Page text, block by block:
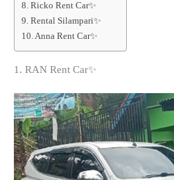
8. Ricko Rent Car✨
9. Rental Silampari✨
10. Anna Rent Car✨
1. RAN Rent Car✨